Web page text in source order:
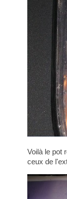
Voilà le pot
ceux de